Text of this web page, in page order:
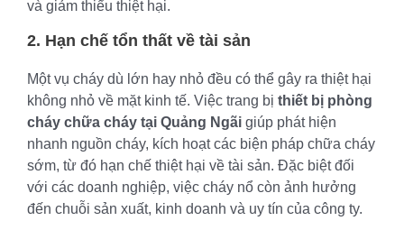
và giảm thiểu thiệt hại.
2. Hạn chế tổn thất về tài sản
Một vụ cháy dù lớn hay nhỏ đều có thể gây ra thiệt hại
không nhỏ về mặt kinh tế. Việc trang bị thiết bị phòng
cháy chữa cháy tại Quảng Ngãi giúp phát hiện
nhanh nguồn cháy, kích hoạt các biện pháp chữa cháy
sớm, từ đó hạn chế thiệt hại về tài sản. Đặc biệt đối
với các doanh nghiệp, việc cháy nổ còn ảnh hưởng
đến chuỗi sản xuất, kinh doanh và uy tín của công ty.